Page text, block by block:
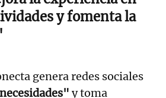
y fomenta la
genera redes sociales
y toma